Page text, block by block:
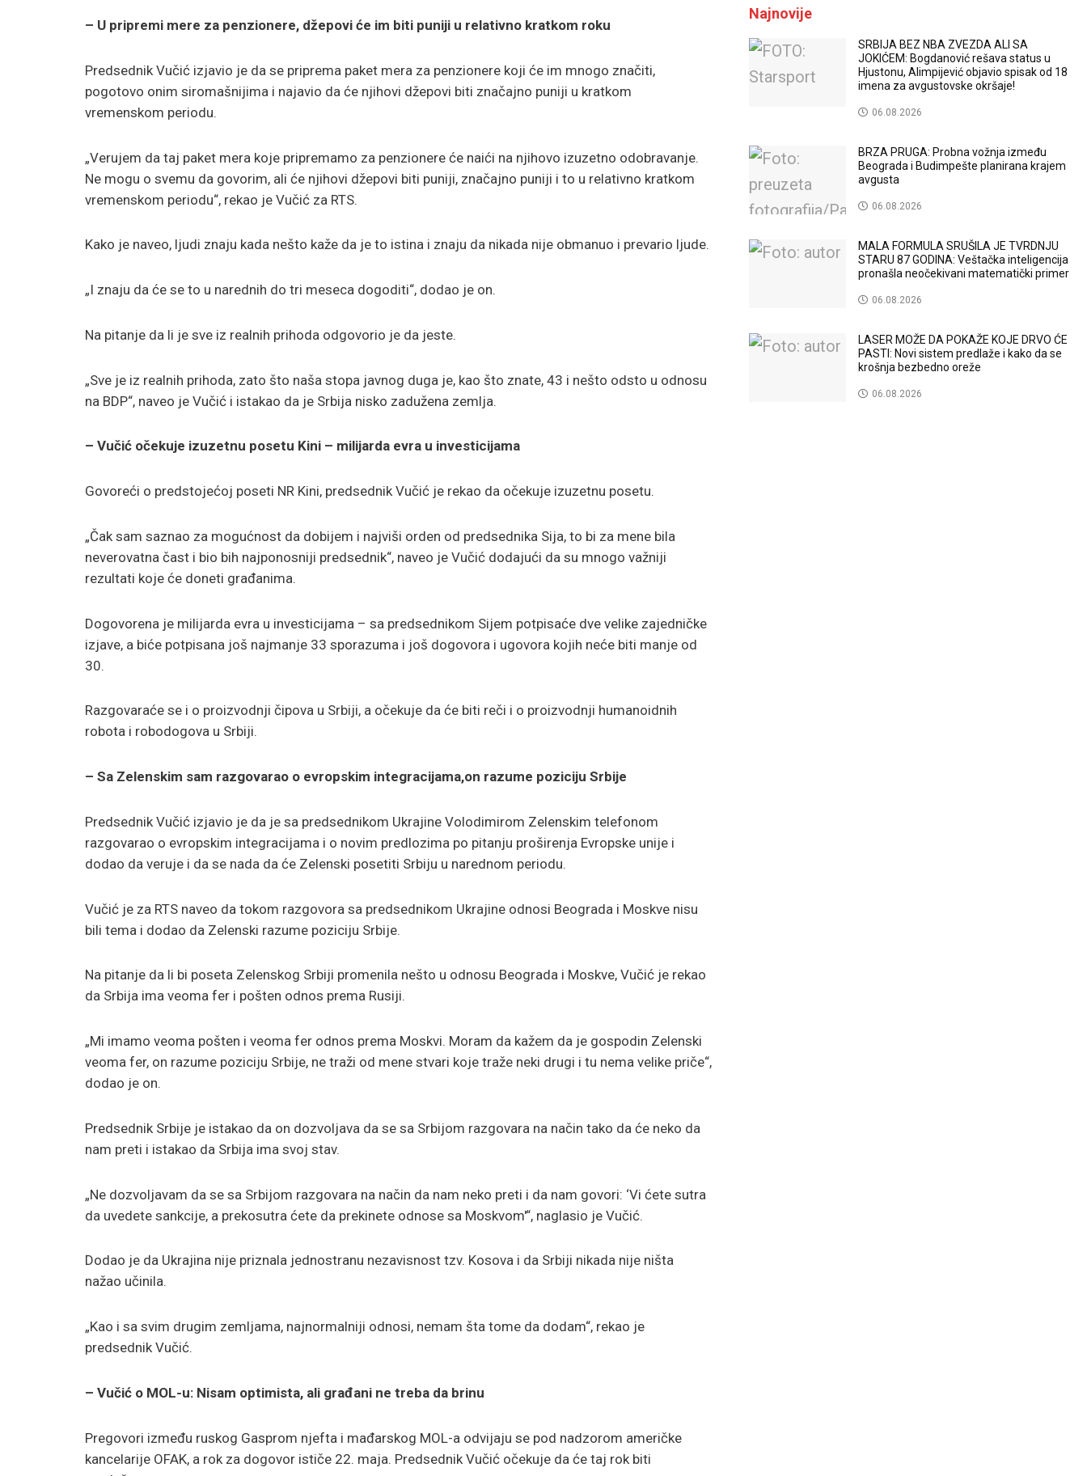
– U pripremi mere za penzionere, džepovi će im biti puniji u relativno kratkom roku
Predsednik Vučić izjavio je da se priprema paket mera za penzionere koji će im mnogo značiti,
pogotovo onim siromašnijima i najavio da će njihovi džepovi biti značajno puniji u kratkom
vremenskom periodu.
„Verujem da taj paket mera koje pripremamo za penzionere će naići na njihovo izuzetno odobravanje.
Ne mogu o svemu da govorim, ali će njihovi džepovi biti puniji, značajno puniji i to u relativno kratkom
vremenskom periodu“, rekao je Vučić za RTS.
Kako je naveo, ljudi znaju kada nešto kaže da je to istina i znaju da nikada nije obmanuo i prevario ljude.
„I znaju da će se to u narednih do tri meseca dogoditi“, dodao je on.
Na pitanje da li je sve iz realnih prihoda odgovorio je da jeste.
„Sve je iz realnih prihoda, zato što naša stopa javnog duga je, kao što znate, 43 i nešto odsto u odnosu
na BDP“, naveo je Vučić i istakao da je Srbija nisko zadužena zemlja.
– Vučić očekuje izuzetnu posetu Kini – milijarda evra u investicijama
Govoreći o predstojećoj poseti NR Kini, predsednik Vučić je rekao da očekuje izuzetnu posetu.
„Čak sam saznao za mogućnost da dobijem i najviši orden od predsednika Sija, to bi za mene bila
neverovatna čast i bio bih najponosniji predsednik“, naveo je Vučić dodajući da su mnogo važniji
rezultati koje će doneti građanima.
Dogovorena je milijarda evra u investicijama – sa predsednikom Sijem potpisaće dve velike zajedničke
izjave, a biće potpisana još najmanje 33 sporazuma i još dogovora i ugovora kojih neće biti manje od
30.
Razgovaraće se i o proizvodnji čipova u Srbiji, a očekuje da će biti reči i o proizvodnji humanoidnih
robota i robodogova u Srbiji.
– Sa Zelenskim sam razgovarao o evropskim integracijama,on razume poziciju Srbije
Predsednik Vučić izjavio je da je sa predsednikom Ukrajine Volodimirom Zelenskim telefonom
razgovarao o evropskim integracijama i o novim predlozima po pitanju proširenja Evropske unije i
dodao da veruje i da se nada da će Zelenski posetiti Srbiju u narednom periodu.
Vučić je za RTS naveo da tokom razgovora sa predsednikom Ukrajine odnosi Beograda i Moskve nisu
bili tema i dodao da Zelenski razume poziciju Srbije.
Na pitanje da li bi poseta Zelenskog Srbiji promenila nešto u odnosu Beograda i Moskve, Vučić je rekao
da Srbija ima veoma fer i pošten odnos prema Rusiji.
„Mi imamo veoma pošten i veoma fer odnos prema Moskvi. Moram da kažem da je gospodin Zelenski
veoma fer, on razume poziciju Srbije, ne traži od mene stvari koje traže neki drugi i tu nema velike priče“,
dodao je on.
Predsednik Srbije je istakao da on dozvoljava da se sa Srbijom razgovara na način tako da će neko da
nam preti i istakao da Srbija ima svoj stav.
„Ne dozvoljavam da se sa Srbijom razgovara na način da nam neko preti i da nam govori: ‘Vi ćete sutra
da uvedete sankcije, a prekosutra ćete da prekinete odnose sa Moskvom'“, naglasio je Vučić.
Dodao je da Ukrajina nije priznala jednostranu nezavisnost tzv. Kosova i da Srbiji nikada nije ništa
nažao učinila.
„Kao i sa svim drugim zemljama, najnormalniji odnosi, nemam šta tome da dodam“, rekao je
predsednik Vučić.
– Vučić o MOL-u: Nisam optimista, ali građani ne treba da brinu
Pregovori između ruskog Gasprom njefta i mađarskog MOL-a odvijaju se pod nadzorom američke
kancelarije OFAK, a rok za dogovor ističe 22. maja. Predsednik Vučić očekuje da će taj rok biti
Najnovije
SRBIJA BEZ NBA ZVEZDA ALI SA
JOKIĆEM: Bogdanović rešava status u
Hjustonu, Alimpijević objavio spisak od 18
imena za avgustovske okršaje!
06.08.2026
BRZA PRUGA: Probna vožnja između
Beograda i Budimpešte planirana krajem
avgusta
06.08.2026
MALA FORMULA SRUŠILA JE TVRDNJU
STARU 87 GODINA: Veštačka inteligencija
pronašla neočekivani matematički primer
06.08.2026
LASER MOŽE DA POKAŽE KOJE DRVO ĆE
PASTI: Novi sistem predlaže i kako da se
krošnja bezbedno oreže
06.08.2026